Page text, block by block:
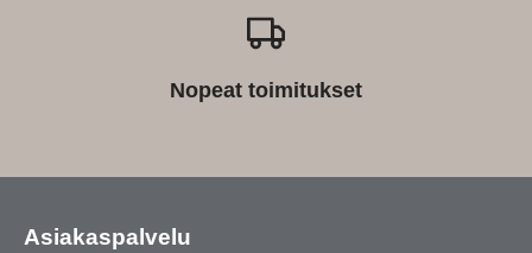
Nopeat toimitukset
Asiakaspalvelu